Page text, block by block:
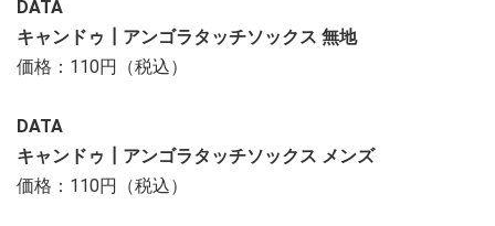
DATA
キャンドゥ┃アンゴラタッチソックス 無地
価格：110円（税込）
DATA
キャンドゥ┃アンゴラタッチソックス メンズ
価格：110円（税込）